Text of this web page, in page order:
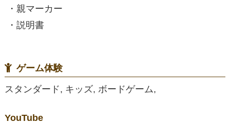
・親マーカー
・説明書
ゲーム体験
スタンダード, キッズ, ボードゲーム,
YouTube